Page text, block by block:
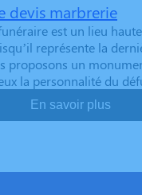
devis marbrerie
est un lieu
représente la
proposons un
la personnalité du
En savoir plus